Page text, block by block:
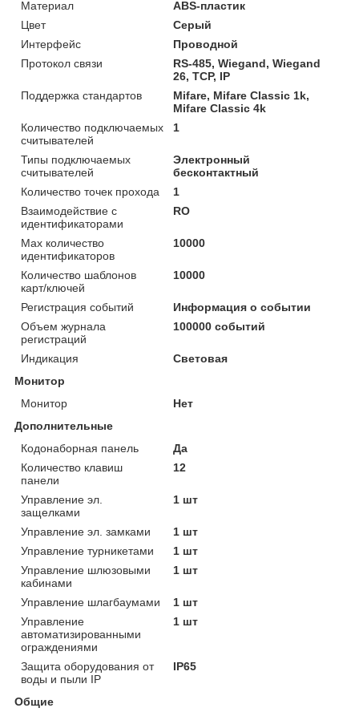
Материал
ABS-пластик
Цвет
Серый
Интерфейс
Проводной
Протокол связи
RS-485, Wiegand, Wiegand
26, TCP, IP
Поддержка стандартов
Mifare, Mifare Classic 1k,
Mifare Classic 4k
Количество подключаемых
считывателей
1
Типы подключаемых
считывателей
Электронный
бесконтактный
Количество точек прохода
1
Взаимодействие с
идентификаторами
RO
Max количество
идентификаторов
10000
Количество шаблонов
карт/ключей
10000
Регистрация событий
Информация о событии
Объем журнала
регистраций
100000 событий
Индикация
Световая
Монитор
Монитор
Нет
Дополнительные
Кодонаборная панель
Да
Количество клавиш
панели
12
Управление эл.
защелками
1 шт
Управление эл. замками
1 шт
Управление турникетами
1 шт
Управление шлюзовыми
кабинами
1 шт
Управление шлагбаумами
1 шт
Управление
автоматизированными
ограждениями
1 шт
Защита оборудования от
воды и пыли IP
IP65
Общие